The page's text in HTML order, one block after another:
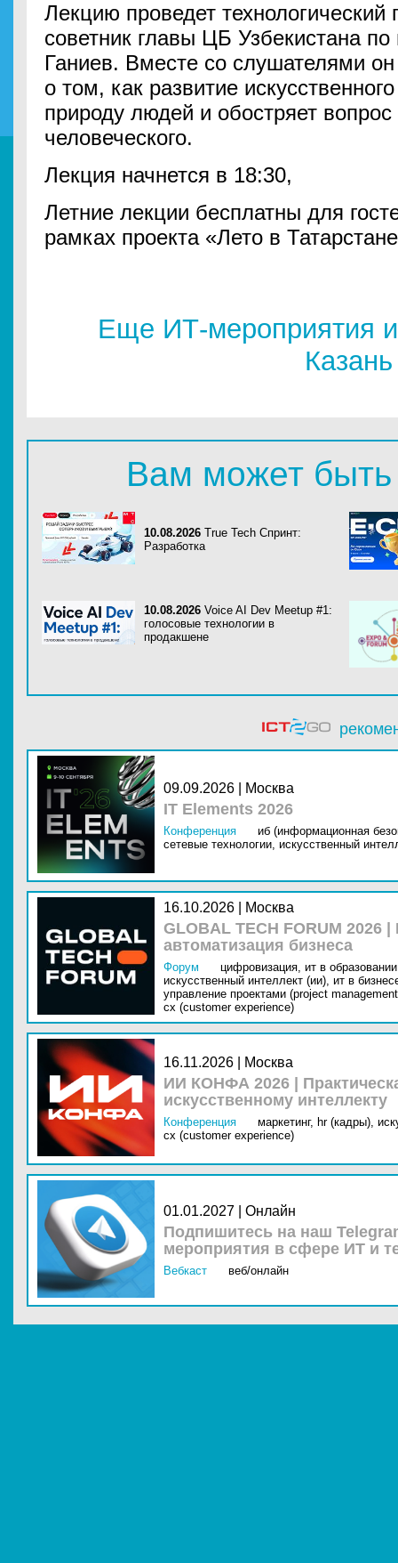
Лекцию проведет технологический
советник главы ЦБ Узбекистана
Ганиев. Вместе со слушателями
о том, как развитие
природу людей и обостряет вопрос
человеческого.
Лекция начнется в 18:30,
Летние лекции бесплатны для
рамках проекта «Лето в
Еще ИТ-мероприятия
Казань
Вам может быть
10.08.2026 True Tech Спринт:
Разработка
10.08.2026 Voice AI Dev Meetup #1:
голосовые технологии в
продакшене
09.09.2026 | Москва
IT Elements 2026
Конференция
иб (информационная
сетевые технологии, искусственный
16.10.2026 | Москва
GLOBAL TECH FORUM
автоматизация бизнеса
Форум цифровизация, ит в
искусственный интеллект (ии), ит в
управление проектами (project
cx (customer experience)
16.11.2026 | Москва
ИИ КОНФА 2026 |
искусственному интеллекту
Конференция маркетинг, hr (кадры),
cx (customer experience)
01.01.2027 | Онлайн
Подпишитесь на наш
мероприятия в сфере ИТ и
Вебкаст веб/онлайн